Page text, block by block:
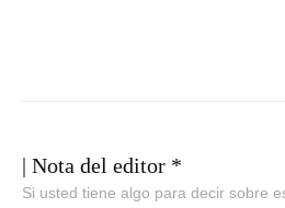
| Nota del editor *
Si usted tiene algo para decir sobre